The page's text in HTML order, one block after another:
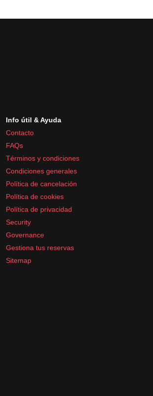
Info útil & Ayuda
Contacto
FAQs
Términos y condiciones
Condiciones generales
Política de cancelación
Política de cookies
Política de privacidad
Security
Governance
Gestiona tus reservas
Sitemap